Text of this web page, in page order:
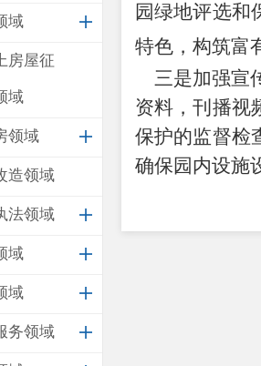
域
房屋征
域
领域
造领域
法领域
域
域
务领域
园绿地评选和
特色，构筑富
三是加强宣
资料，刊播视
保护的监督检
确保园内设施